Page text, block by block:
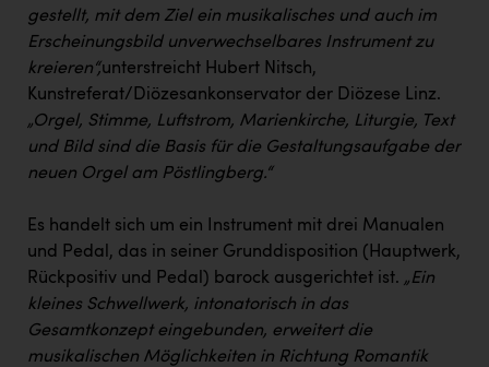
RUBBLE MASTER
Ruderclub Wels
SCRI - Salzburg Cancer Research Institute
SCHMACHTL GmbH
Schwingshandl - automation technology gmbh
Seher + Partner
Smurfit Westrock Nettingsdorf
TCL
TGW Logistics
gestellt, mit dem Ziel ein musikalisches und auch im
Erscheinungsbild unverwechselbares Instrument zu
kreieren“,unterstreicht Hubert Nitsch,
Kunstreferat/Diözesankonservator der Diözese Linz.
„Orgel, Stimme, Luftstrom, Marienkirche, Liturgie, Text
und Bild sind die Basis für die Gestaltungsaufgabe der
neuen Orgel am Pöstlingberg.“
Es handelt sich um ein Instrument mit drei Manualen
und Pedal, das in seiner Grunddisposition (Hauptwerk,
Rückpositiv und Pedal) barock ausgerichtet ist. „Ein
kleines Schwellwerk, intonatorisch in das
Gesamtkonzept eingebunden, erweitert die
musikalischen Möglichkeiten in Richtung Romantik